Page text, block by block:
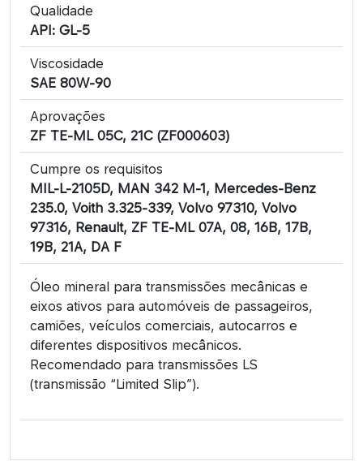
Qualidade
API: GL-5
Viscosidade
SAE 80W-90
Aprovações
ZF TE-ML 05C, 21C (ZF000603)
Cumpre os requisitos
MIL-L-2105D, MAN 342 M-1, Mercedes-Benz
235.0, Voith 3.325-339, Volvo 97310, Volvo
97316, Renault, ZF TE-ML 07A, 08, 16B, 17B,
19B, 21A, DA F
Óleo mineral para transmissões mecânicas e
eixos ativos para automóveis de passageiros,
camiões, veículos comerciais, autocarros e
diferentes dispositivos mecânicos.
Recomendado para transmissões LS
(transmissão “Limited Slip”).